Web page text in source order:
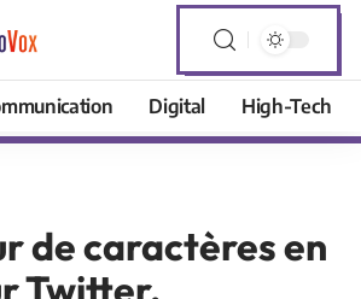
Digital High-Tech
de caractères en
Twitter,